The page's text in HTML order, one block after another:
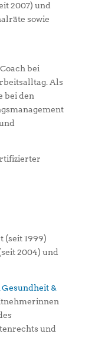
2007) und
sowie
bei
Als
bei den
(seit 1999)
2004) und
&
und